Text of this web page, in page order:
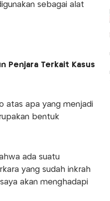
sebagai alat
Penjara Terkait Kasus
atas apa yang menjadi
bentuk
ada suatu
yang sudah inkrah
akan menghadapi